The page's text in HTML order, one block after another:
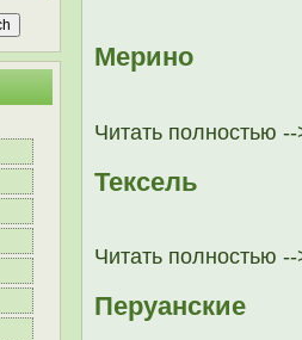
Мерино
Читать полностью --
Тексель
Читать полностью --
Перуанские